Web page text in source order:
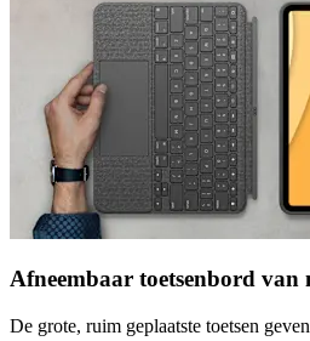
Afneembaar toetsenbord
De grote, ruim geplaatste toetsen